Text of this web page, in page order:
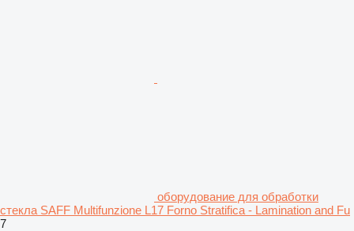
оборудование для обработки
стекла SAFF Multifunzione L17 Forno Stratifica - Lamination and Fu
7